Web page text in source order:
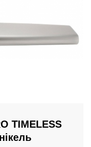
TIMELESS